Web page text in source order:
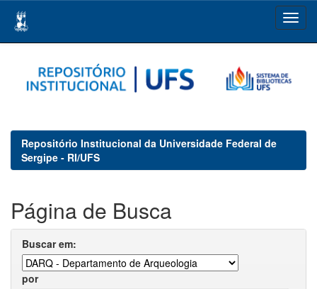
navigation
Repositório Institucional da Universidade Federal de
Sergipe - RI/UFS
Página de Busca
Buscar em:
por